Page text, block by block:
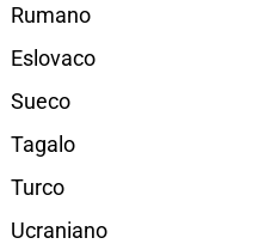
Rumano
Eslovaco
Sueco
Tagalo
Turco
Ucraniano